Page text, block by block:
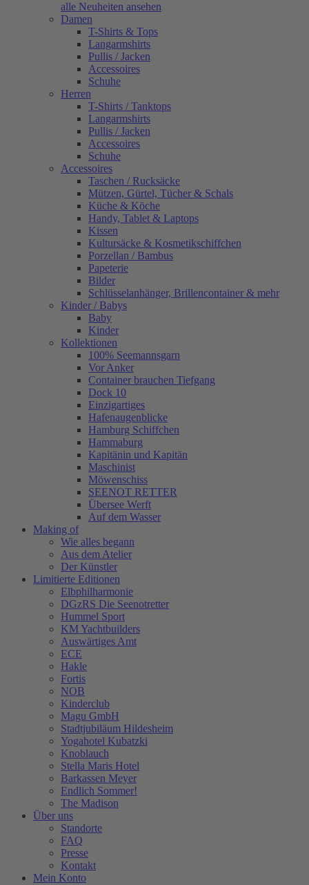
alle Neuheiten ansehen
Damen
T-Shirts & Tops
Langarmshirts
Pullis / Jacken
Accessoires
Schuhe
Herren
T-Shirts / Tanktops
Langarmshirts
Pullis / Jacken
Accessoires
Schuhe
Accessoires
Taschen / Rucksäcke
Mützen, Gürtel, Tücher & Schals
Küche & Köche
Handy, Tablet & Laptops
Kissen
Kultursäcke & Kosmetikschiffchen
Porzellan / Bambus
Papeterie
Bilder
Schlüsselanhänger, Brillencontainer & mehr
Kinder / Babys
Baby
Kinder
Kollektionen
100% Seemannsgarn
Vor Anker
Container brauchen Tiefgang
Dock 10
Einzigartiges
Hafenaugen­blicke
Hamburg Schiffchen
Hammaburg
Kapitänin und Kapitän
Maschinist
Möwenschiss
SEENOT RETTER
Übersee Werft
Auf dem Wasser
Making of
Wie alles begann
Aus dem Atelier
Der Künstler
Limitierte Editionen
Elbphilharmonie
DGzRS Die Seenotretter
Hummel Sport
KM Yachtbuilders
Auswärtiges Amt
ECE
Hakle
Fortis
NOB
Kinderclub
Magu GmbH
Stadtjubiläum Hildesheim
Yogahotel Kubatzki
Knoblauch
Stella Maris Hotel
Barkassen Meyer
Endlich Sommer!
The Madison
Über uns
Standorte
FAQ
Presse
Kontakt
Mein Konto